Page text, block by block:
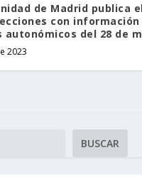
de Madrid publica
con
autonómicos del 28 de
2023
BUSCAR